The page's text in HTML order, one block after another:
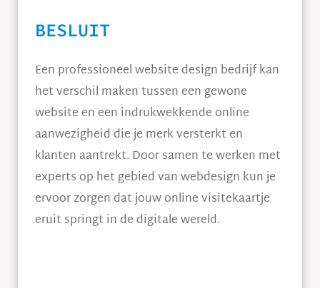
BESLUIT
Een professioneel website design bedrijf kan
het verschil maken tussen een gewone
website en een indrukwekkende online
aanwezigheid die je merk versterkt en
klanten aantrekt. Door samen te werken met
experts op het gebied van webdesign kun je
ervoor zorgen dat jouw online visitekaartje
eruit springt in de digitale wereld.